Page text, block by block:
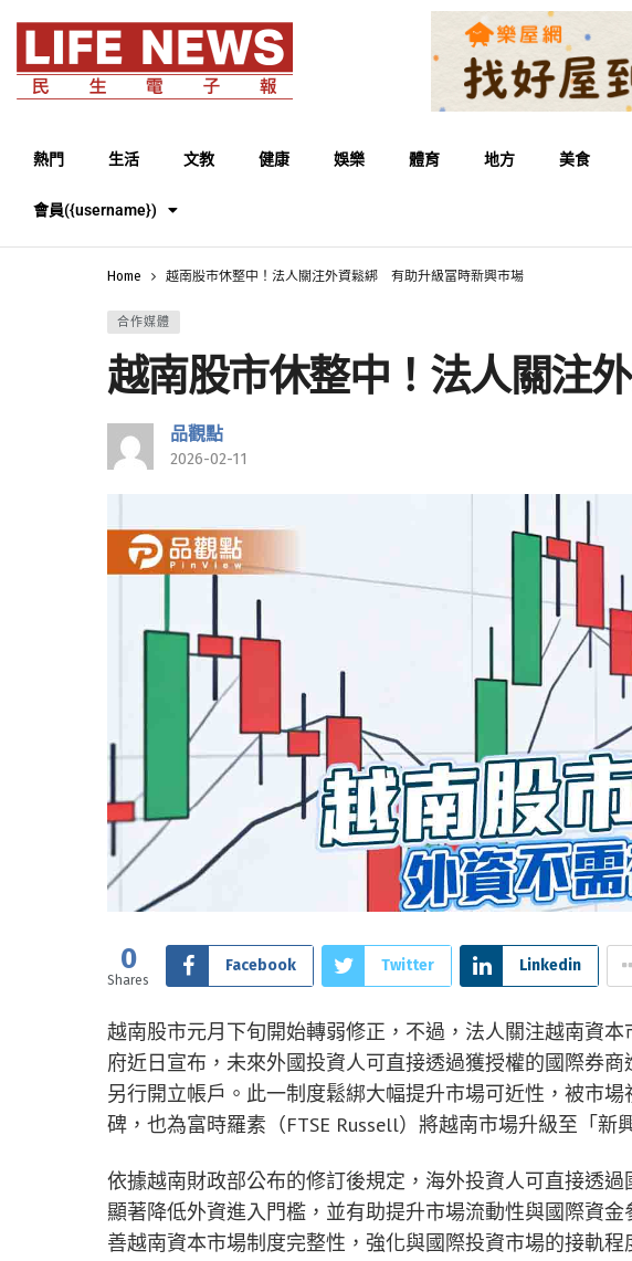
熱門 生活 文教 健康 娛樂 體育 地方 美食
會員({username})
Home 越南股市休整中！法人關注外資鬆綁 有助升級富時新興市場
合作媒體
越南股市休整中！法人關注
品觀點
2026-02-11
0
Shares
Facebook Twitter Linkedin
越南股市元月下旬開始轉弱修正，不過，法人關注越南資
府近日宣布，未來外國投資人可直接透過獲授權的國際券
另行開立帳戶。此一制度鬆綁大幅提升市場可近性，被市
碑，也為富時羅素（FTSE Russell）將越南市場升級至「新
依據越南財政部公布的修訂後規定，海外投資人可直接透過
顯著降低外資進入門檻，並有助提升市場流動性與國際資
善越南資本市場制度完整性，強化與國際投資市場的接軌程